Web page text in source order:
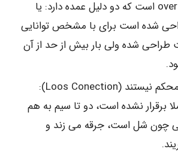
خانگی over load است که دو دلیل عمده دارد: یا
شده است برای با مشخص توانایی
طراحی شده ولی بار بیش از حد از آن
اتصالاتی که محکم نیستند (Loos Conection):
برقرار نشده است، دو تا سیم به هم
چون شل است، جرقه می زند و